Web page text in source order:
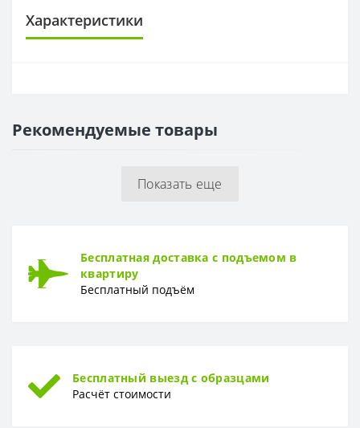
Характеристики
РАППОРТ
Тип Горячее тиснение
Рекомендуемые товары
Показать еще
Бесплатная доставка с подъемом в
квартиру
Бесплатный подъём
Бесплатный выезд с образцами
Расчёт стоимости